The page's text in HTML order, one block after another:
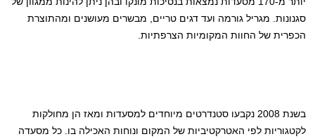
סגנונות. מגריל גורמה ועד דגים טריים, מבשרים מעושנים ומהתוצרת
הכפרית של החוות המקומיות הצרפתיות.
בשנת 2008 נקבעו סטנדרטים מיוחדים למסעדות ומאז הן מחולקות
לקטגוריות לפי האטרקטיביות של המקום ונוחות האכילה בו. כל מסעדה